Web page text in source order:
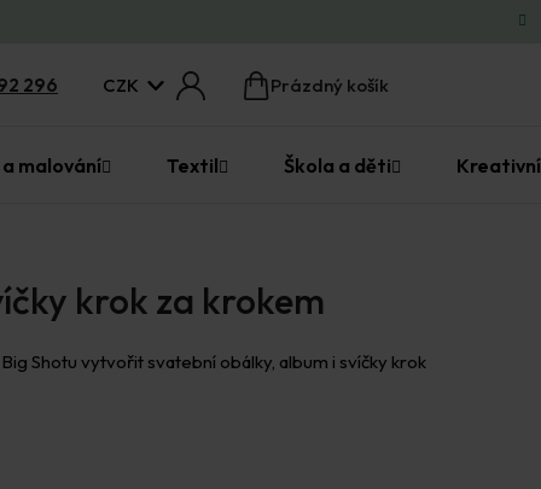
CZK
Nákupní
Prázdný košík
296
malování Textil Škola a děti
krok za krokem
Shotu vytvořit svatební obálky, album i svíčky krok